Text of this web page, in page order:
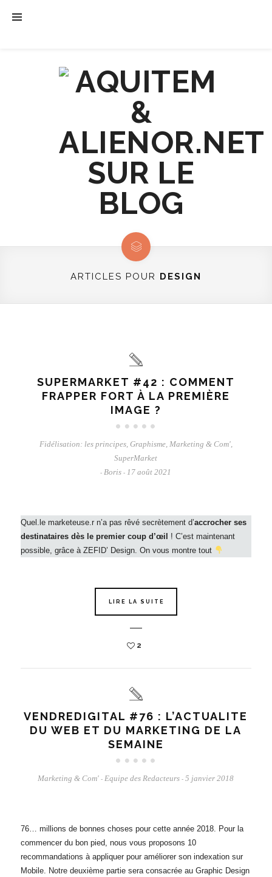
ARTICLES POUR DESIGN
SUPERMARKET #42 : COMMENT
FRAPPER FORT À LA PREMIÈRE
IMAGE ?
Fidélisation: les principes, Graphisme, Marketing & Com',
SuperMarket
- Boris - 17 août 2021
Quel.le marketeuse.r n’a pas rêvé secrètement d’accrocher ses
destinataires dès le premier coup d’œil
! C’est maintenant
possible, grâce à ZEFID’ Design. On vous montre tout
LIRE LA SUITE
2
VENDREDIGITAL #76 : L’ACTUALITE
DU WEB ET DU MARKETING DE LA
SEMAINE
Marketing & Com' - Equipe des Redacteurs - 5 janvier 2018
76… millions de bonnes choses pour cette année 2018. Pour la
commencer du bon pied, nous vous proposons 10
recommandations à appliquer pour améliorer son indexation sur
Mobile. Notre deuxième partie sera consacrée au Graphic Design